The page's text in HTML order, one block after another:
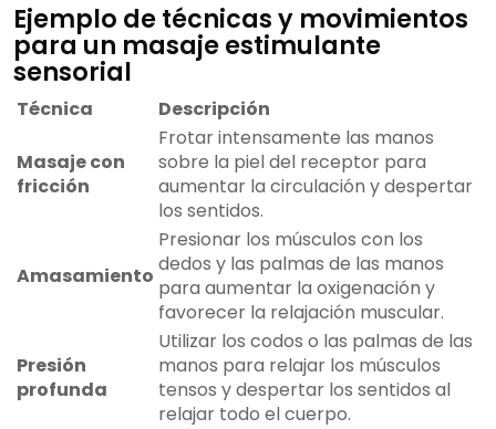
Ejemplo de técnicas y movimientos
para un masaje estimulante
sensorial
Técnica Descripción
Masaje con
fricción
Frotar intensamente las manos
sobre la piel del receptor para
aumentar la circulación y despertar
los sentidos.
Amasamiento
Presionar los músculos con los
dedos y las palmas de las manos
para aumentar la oxigenación y
favorecer la relajación muscular.
Presión
profunda
Utilizar los codos o las palmas de las
manos para relajar los músculos
tensos y despertar los sentidos al
relajar todo el cuerpo.